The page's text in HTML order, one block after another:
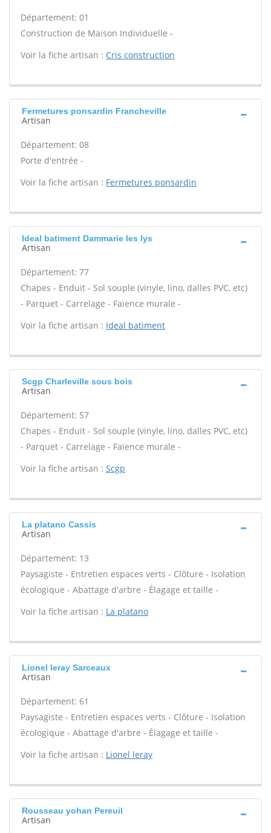
Département: 01
Construction de Maison Individuelle -
Voir la fiche artisan : Cris construction
Fermetures ponsardin Francheville
Artisan
Département: 08
Porte d'entrée -
Voir la fiche artisan : Fermetures ponsardin
Ideal batiment Dammarie les lys
Artisan
Département: 77
Chapes - Enduit - Sol souple (vinyle, lino, dalles PVC, etc)
- Parquet - Carrelage - Faïence murale -
Voir la fiche artisan : Ideal batiment
Scgp Charleville sous bois
Artisan
Département: 57
Chapes - Enduit - Sol souple (vinyle, lino, dalles PVC, etc)
- Parquet - Carrelage - Faïence murale -
Voir la fiche artisan : Scgp
La platano Cassis
Artisan
Département: 13
Paysagiste - Entretien espaces verts - Clôture - Isolation
écologique - Abattage d'arbre - Élagage et taille -
Voir la fiche artisan : La platano
Lionel leray Sarceaux
Artisan
Département: 61
Paysagiste - Entretien espaces verts - Clôture - Isolation
écologique - Abattage d'arbre - Élagage et taille -
Voir la fiche artisan : Lionel leray
Rousseau yohan Pereuil
Artisan